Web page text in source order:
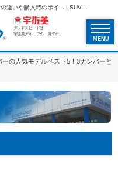
SUV5ナンバーの人気モデルベスト5！3ナンバーとの違いや購入時のポイ... | SUVといえばグッドスピードGOOD SPEED
グッドスピードは
宇佐美グループの一員です。
MENU
ーの人気モデルベスト5！3ナンバーと